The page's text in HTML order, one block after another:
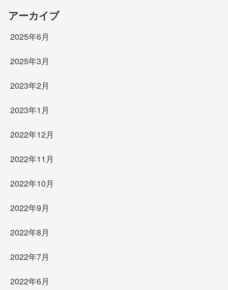
アーカイブ
2025年6月
2025年3月
2023年2月
2023年1月
2022年12月
2022年11月
2022年10月
2022年9月
2022年8月
2022年7月
2022年6月